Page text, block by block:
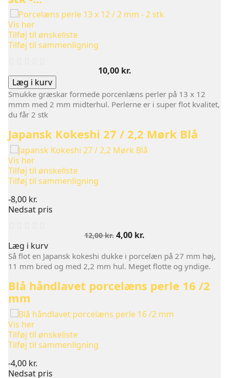
Vis her
Tilføj til ønskeliste
Tilføj til sammenligning
Pris
10,00 kr.
Læg i kurv
Smukke græskar formede porcenlæns perler på 13 x 12
mmm med 2 mm midterhul. Perlerne er i super flot kvalitet,
du får 2 stk
Japansk Kokeshi 27 / 2,2 Mørk Blå
Vis her
Tilføj til ønskeliste
Tilføj til sammenligning
-8,00 kr.
Nedsat pris
Normalpris
12,00 kr. Pris
4,00 kr.
Læg i kurv
Så flot en Japansk kokeshi dukke i porcelæn på 27 mm høj,
11 mm bred og med 2,2 mm hul. Meget flotte og yndige.
Blå håndlavet porcelæns perle 16 /2
mm
Vis her
Tilføj til ønskeliste
Tilføj til sammenligning
-4,00 kr.
Nedsat pris